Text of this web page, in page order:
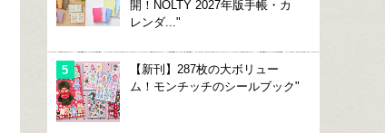
開！NOLTY 2027年版手帳・カ
レンダ..."
【新刊】287枚の大ボリュー
ム！モンチッチのシールブック"